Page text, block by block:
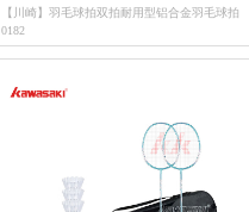
【川崎】羽毛球拍双拍耐用型铝合金羽毛球拍
0182